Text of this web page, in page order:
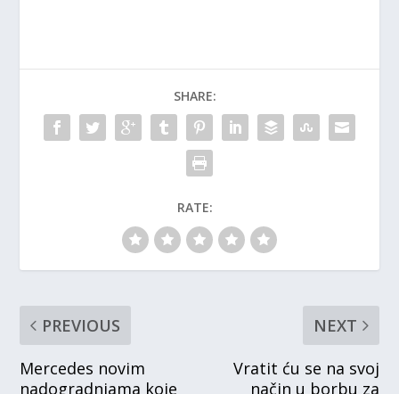
SHARE:
RATE:
PREVIOUS
Mercedes novim
nadogradnjama koje
NEXT
Vratit ću se na svoj
način u borbu za